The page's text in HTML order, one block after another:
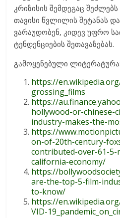
კრიზისის შემდეგაც
თავისი წვლილის შეტანას
ვარაუდობენ, კიდევ უფრო
ტენდენციების შეთავაზებას.
გამოყენებული ლიტერატურა:
https://
grossing_films
https://
hollywood-or-chinese-
industry-makes-the-
https://
on-of-20th-century-
contributed-over-61-
california-economy/
https://
are-the-top-5-film-
to-know/
https://
VID-